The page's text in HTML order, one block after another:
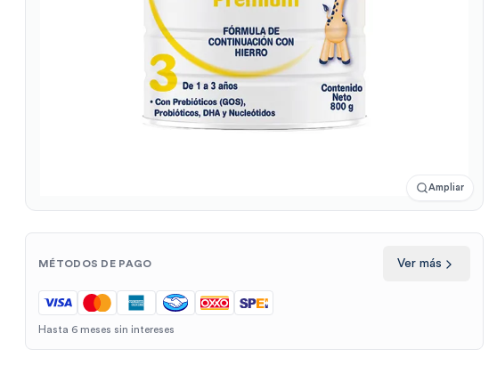
Ampliar
MÉTODOS DE PAGO Ver más
Hasta 6 meses sin intereses